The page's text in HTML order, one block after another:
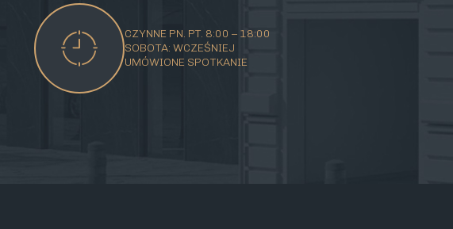
CZYNNE PN. PT. 8:00 – 18:00
SOBOTA: WCZEŚNIEJ
UMÓWIONE SPOTKANIE